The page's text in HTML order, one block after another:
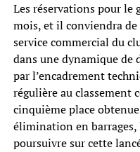
Les réservations pour
mois, et il conviendra de
service commercial du
dans une dynamique de
par l’encadrement
régulière au classement
cinquième place
élimination en
poursuivre sur cette